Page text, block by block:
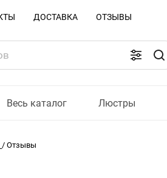
ДОСТАВКА ОТЗЫВЫ
Весь каталог Люстры
/ Отзывы